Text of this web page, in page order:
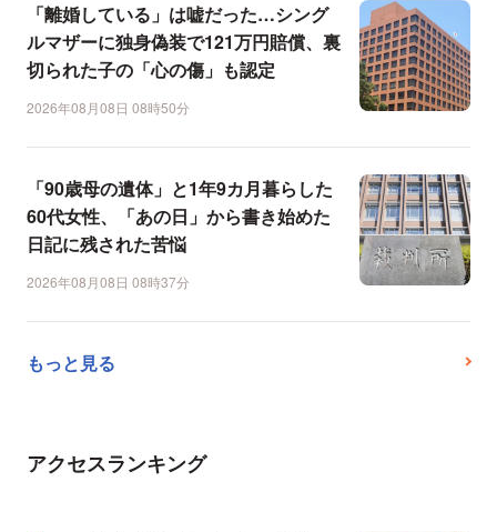
「離婚している」は嘘だった…シング
ルマザーに独身偽装で121万円賠償、裏
切られた子の「心の傷」も認定
2026年08月08日 08時50分
「90歳母の遺体」と1年9カ月暮らした
60代女性、「あの日」から書き始めた
日記に残された苦悩
2026年08月08日 08時37分
もっと見る
アクセスランキング